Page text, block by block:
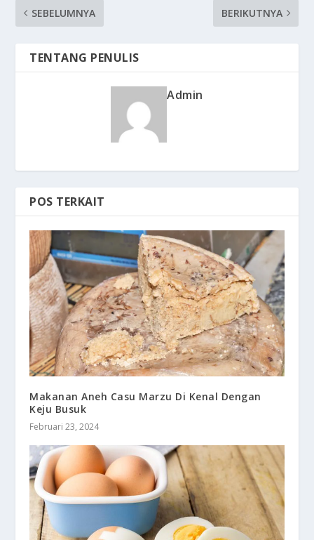
SEBELUMNYA
BERIKUTNYA
TENTANG PENULIS
Admin
POS TERKAIT
Makanan Aneh Casu Marzu Di Kenal Dengan
Keju Busuk
Februari 23, 2024